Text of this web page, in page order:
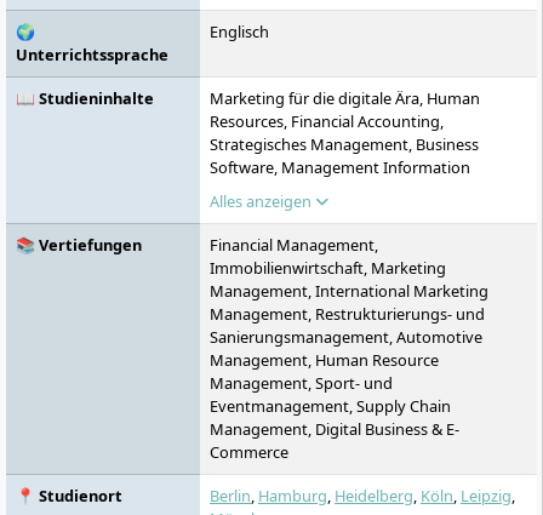
🌍
Unterrichtssprache
Englisch
📖 Studieninhalte
Marketing für die digitale Ära, Human
Resources, Financial Accounting,
Strategisches Management, Business
Software, Management Information
Systems, Kosten- und Leistungsrechnung,
Finanzmathematik, Internationale
rechtliche Rahmenbedingungen, Mikro-
und Makroökonomie
Alles anzeigen
📚 Vertiefungen
Financial Management,
Immobilienwirtschaft, Marketing
Management, International Marketing
Management, Restrukturierungs- und
Sanierungsmanagement, Automotive
Management, Human Resource
Management, Sport- und
Eventmanagement, Supply Chain
Management, Digital Business & E-
Commerce
📍 Studienort
Berlin, Hamburg, Heidelberg, Köln, Leipzig,